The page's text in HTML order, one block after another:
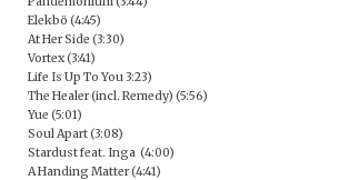
Elekbö (4:45)
At Her Side (3:30)
Vortex (3:41)
Life Is Up To You 3:23)
The Healer (incl. Remedy) (5:56)
Yue (5:01)
Soul Apart (3:08)
Stardust feat. Inga (4:00)
A Handing Matter (4:41)